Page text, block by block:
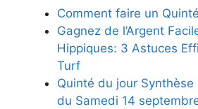
Comment faire un
Gagnez de l’Argent
Hippiques: 3 Astuces
Turf
Quinté du jour
du Samedi 14